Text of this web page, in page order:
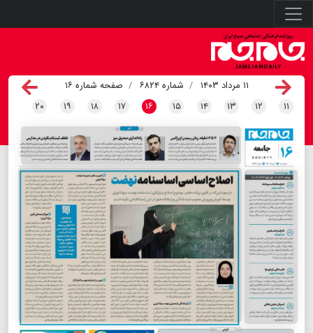
۱۱ مرداد ۱۴۰۳ شماره ۶۸۲۴
صفحه شماره ۱۶
۱۱ ۱۲ ۱۳ ۱۴ ۱۵ ۱۶ ۱۷ ۱۸ ۱۹ ۲۰